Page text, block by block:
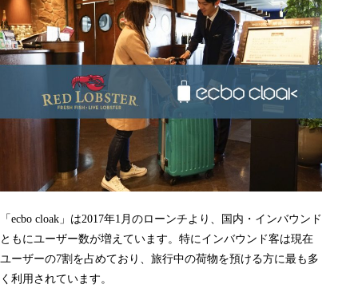
「ecbo cloak」は2017年1月のローンチより、国内・インバウンド
ともにユーザー数が増えています。特にインバウンド客は現在
ユーザーの7割を占めており、旅行中の荷物を預ける方に最も多
く利用されています。